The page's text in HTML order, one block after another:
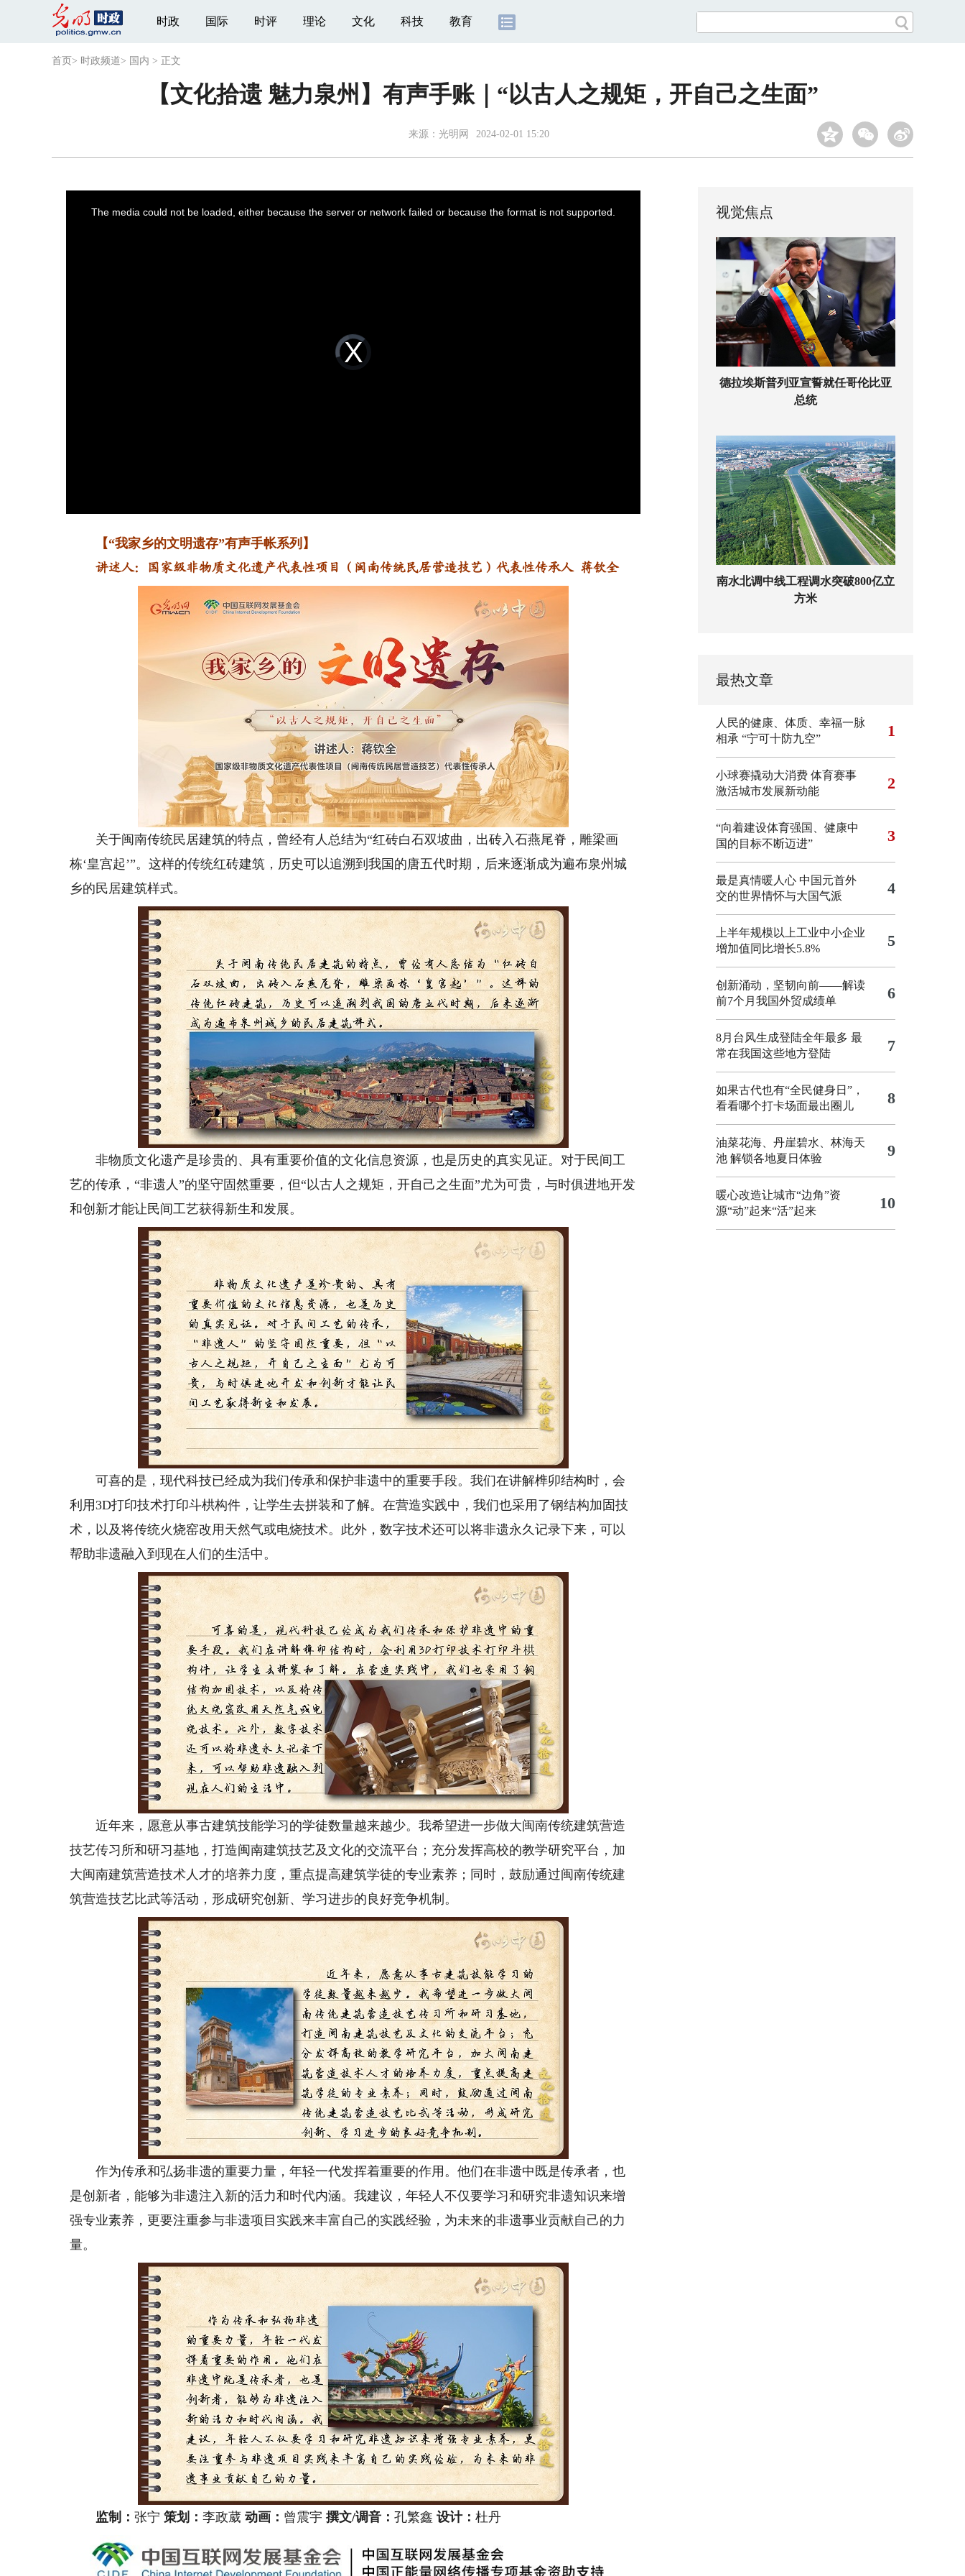
时政 国际 时评 理论 文化 科技 教育
首页 > 时政频道> 国内 > 正文
【文化拾遗 魅力泉州】有声手账｜“以古人之规矩，开自己之生面”
来源： 光明网 2024-02-01 15:20
Video
Player
is
loading.
The media could not be loaded, either because the server or network failed or because the format is not supported.
【“我家乡的文明遗存”有声手帐系列】
讲述人：国家级非物质文化遗产代表性项目（闽南传统民居营造技艺）代表性传承人 蒋钦全
关于闽南传统民居建筑的特点，曾经有人总结为“红砖白石双坡曲，出砖入石燕尾脊，雕梁画
栋‘皇宫起’”。这样的传统红砖建筑，历史可以追溯到我国的唐五代时期，后来逐渐成为遍布泉州城
乡的民居建筑样式。
非物质文化遗产是珍贵的、具有重要价值的文化信息资源，也是历史的真实见证。对于民间工
艺的传承，“非遗人”的坚守固然重要，但“以古人之规矩，开自己之生面”尤为可贵，与时俱进地开发
和创新才能让民间工艺获得新生和发展。
可喜的是，现代科技已经成为我们传承和保护非遗中的重要手段。我们在讲解榫卯结构时，会
利用3D打印技术打印斗栱构件，让学生去拼装和了解。在营造实践中，我们也采用了钢结构加固技
术，以及将传统火烧窑改用天然气或电烧技术。此外，数字技术还可以将非遗永久记录下来，可以
帮助非遗融入到现在人们的生活中。
近年来，愿意从事古建筑技能学习的学徒数量越来越少。我希望进一步做大闽南传统建筑营造
技艺传习所和研习基地，打造闽南建筑技艺及文化的交流平台；充分发挥高校的教学研究平台，加
大闽南建筑营造技术人才的培养力度，重点提高建筑学徒的专业素养；同时，鼓励通过闽南传统建
筑营造技艺比武等活动，形成研究创新、学习进步的良好竞争机制。
作为传承和弘扬非遗的重要力量，年轻一代发挥着重要的作用。他们在非遗中既是传承者，也
是创新者，能够为非遗注入新的活力和时代内涵。我建议，年轻人不仅要学习和研究非遗知识来增
强专业素养，更要注重参与非遗项目实践来丰富自己的实践经验，为未来的非遗事业贡献自己的力
量。
监制：张宁策划：李政葳动画： 曾震宇撰文/调音：孔繁鑫设计：杜丹
视觉焦点
德拉埃斯普列亚宣誓就任哥伦比亚
总统
南水北调中线工程调水突破800亿立
方米
最热文章
人民的健康、体质、幸福一脉
相承 “宁可十防九空” 1
小球赛撬动大消费 体育赛事
激活城市发展新动能
2
“向着建设体育强国、健康中
国的目标不断迈进”
3
最是真情暖人心 中国元首外
交的世界情怀与大国气派
4
上半年规模以上工业中小企业
增加值同比增长5.8%
5
创新涌动，坚韧向前——解读
前7个月我国外贸成绩单
6
8月台风生成登陆全年最多 最
常在我国这些地方登陆
7
如果古代也有“全民健身日”，
看看哪个打卡场面最出圈儿
8
油菜花海、丹崖碧水、林海天
池 解锁各地夏日体验
9
暖心改造让城市“边角”资
源“动”起来“活”起来
10